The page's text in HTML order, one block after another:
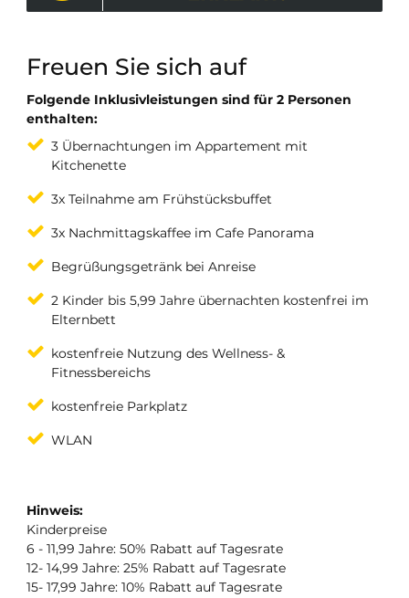
Freuen Sie sich auf
Folgende Inklusivleistungen sind für 2 Personen
enthalten:
3 Übernachtungen im Appartement mit
Kitchenette
3x Teilnahme am Frühstücksbuffet
3x Nachmittagskaffee im Cafe Panorama
Begrüßungsgetränk bei Anreise
2 Kinder bis 5,99 Jahre übernachten kostenfrei im
Elternbett
kostenfreie Nutzung des Wellness- &
Fitnessbereichs
kostenfreie Parkplatz
WLAN
Hinweis:
Kinderpreise
6 - 11,99 Jahre: 50% Rabatt auf Tagesrate
12- 14,99 Jahre: 25% Rabatt auf Tagesrate
15- 17,99 Jahre: 10% Rabatt auf Tagesrate